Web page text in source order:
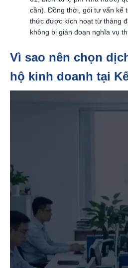
cần). Đồng thời, gói tư vấn kế
thức được kích hoạt từ tháng
không bị gián đoạn nghĩa vụ
Vì sao nên chọn
hộ kinh doanh tại